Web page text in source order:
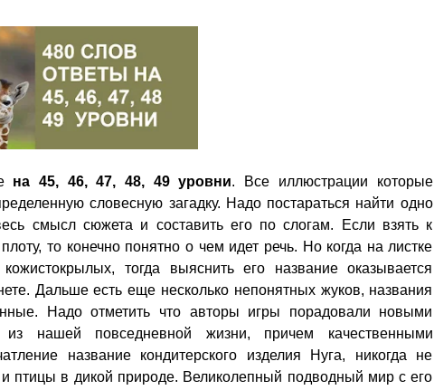
на 45, 46, 47, 48, 49 уровни. Все иллюстрации которые
словесную загадку. Надо постараться найти одно
смысл сюжета и составить его по слогам. Если взять к
то конечно понятно о чем идет речь. Но когда на листке
тогда выяснить его название оказывается
Дальше есть еще несколько непонятных жуков, названия
Надо отметить что авторы игры порадовали новыми
нашей повседневной жизни, причем качественными
название кондитерского изделия Нуга, никогда не
птицы в дикой природе. Великолепный подводный мир с его